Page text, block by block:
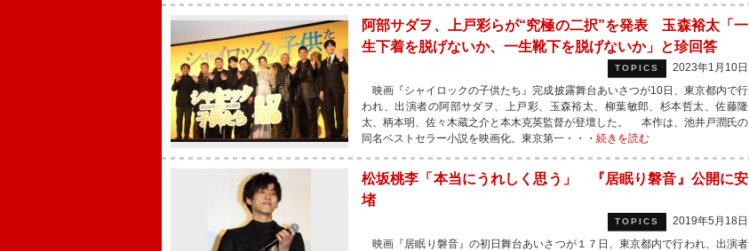
阿部サダヲ、上戸彩らが“究極の二択”を発表 玉森裕太「一
生下着を脱げないか、一生靴下を脱げないか」と珍回答
TOPICS
2023年1月10日
映画『シャイロックの子供たち』完成披露舞台あいさつが10日、東京都内で行
われ、出演者の阿部サダヲ、上戸彩、玉森裕太、柳葉敏郎、杉本哲太、佐藤隆
太、柄本明、佐々木蔵之介と本木克英監督が登壇した。 本作は、池井戸潤氏の
同名ベストセラー小説を映画化。東京第一・・・ 続きを読む
松坂桃李「本当にうれしく思う」 『居眠り磐音』公開に安
堵
TOPICS
2019年5月18日
映画『居眠り磐音』の初日舞台あいさつが１７日、東京都内で行われ、出演者